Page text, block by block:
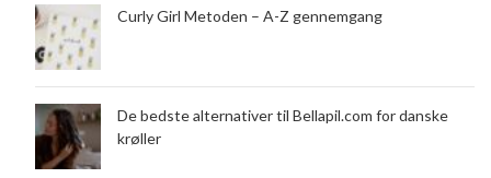
Curly Girl Metoden – A-Z gennemgang
De bedste alternativer til Bellapil.com for danske
krøller